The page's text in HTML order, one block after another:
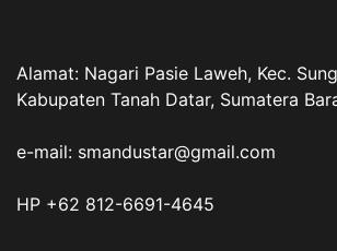
Alamat: Nagari Pasie Laweh, Kec.
Kabupaten Tanah Datar, Sumatera
e-mail: smandustar@gmail.com
HP +62 812-6691-4645